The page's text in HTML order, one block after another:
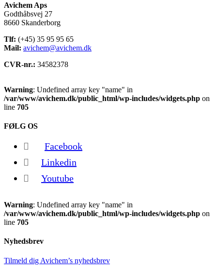
Avichem Aps
Godthåbsvej 27
8660 Skanderborg
Tlf: (+45) 35 95 95 65
Mail: avichem@avichem.dk
CVR-nr.: 34582378
Warning: Undefined array key "name" in
/var/www/avichem.dk/public_html/wp-includes/widgets.php on
line 705
FØLG OS
Facebook
Linkedin
Youtube
Warning: Undefined array key "name" in
/var/www/avichem.dk/public_html/wp-includes/widgets.php on
line 705
Nyhedsbrev
Tilmeld dig Avichem’s nyhedsbrev